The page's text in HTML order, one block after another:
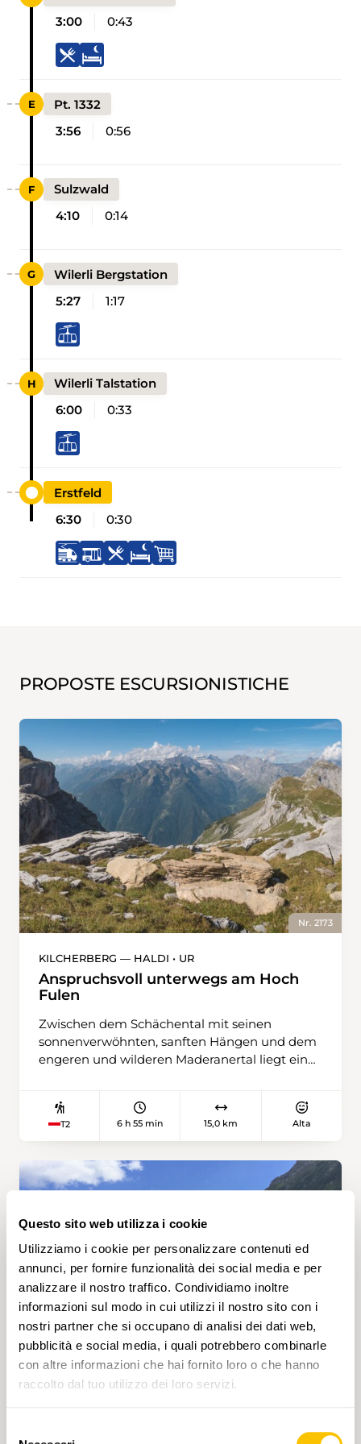
Questo sito web utilizza i cookie
Utilizziamo i cookie per personalizzare contenuti ed
annunci, per fornire funzionalità dei social media e per
analizzare il nostro traffico. Condividiamo inoltre
informazioni sul modo in cui utilizzi il nostro sito con i
nostri partner che si occupano di analisi dei dati web,
pubblicità e social media, i quali potrebbero combinarle
con altre informazioni che hai fornito loro o che hanno
raccolto dal tuo utilizzo dei loro servizi.
3:00
0:43
Pt. 1332
3:56
0:56
Sulzwald
4:10
0:14
Wilerli Bergstation
5:27
1:17
Wilerli Talstation
6:00
0:33
Erstfeld
6:30
0:30
PROPOSTE ESCURSIONISTICHE
Nr. 2173
KILCHERBERG — HALDI • UR
Anspruchsvoll unterwegs am Hoch
Fulen
Zwischen dem Schächental mit seinen
sonnenverwöhnten, sanften Hängen und dem
engeren und wilderen Maderanertal liegt eine
Kalkuntergrund und Steine, die immer wieder
von jäh aufsteigenden Wänden herabdonnern.
Bimmeln von Kuhglocken streicht, oder ein
glitzernder See. Die Wanderung von
Schattdorf muss aber doch verdient werden.
anfänglich nicht gleich zünftig in die Höhe; gut
900 Höhenmeter sind es von der Bergstation
der Luftseilbahn Chilcherberge zur Alp beim
funkelnden Seewli. Zu Beginn des Aufstieges
durchquert man prächtige Wiesen – im
Bergfrühling sind dies blühende Monet-
Gemälde und zirpende Naturkonzerte in
einem. Die ganze Wanderung ist mit fast
T2 6 h 55 min 15,0 km Alta
Nr. 1304